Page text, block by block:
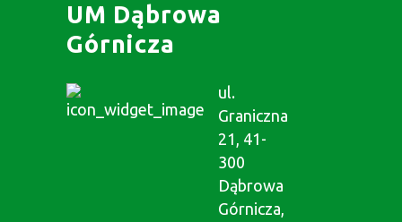
UM Dąbrowa
Górnicza
ul.
Graniczna
21, 41-
300
Dąbrowa
Górnicza,